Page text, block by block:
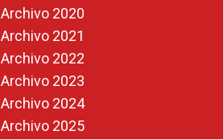
Archivo 2020
Archivo 2021
Archivo 2022
Archivo 2023
Archivo 2024
Archivo 2025